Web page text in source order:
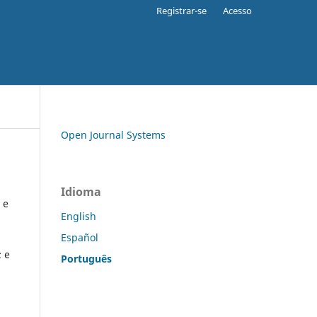
Registrar-se Acesso
e
e
Open Journal Systems
Idioma
English
Español
Português